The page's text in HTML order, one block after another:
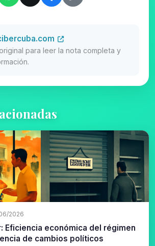
para leer la nota completa y
2026
Eficiencia económica del régimen
de cambios políticos